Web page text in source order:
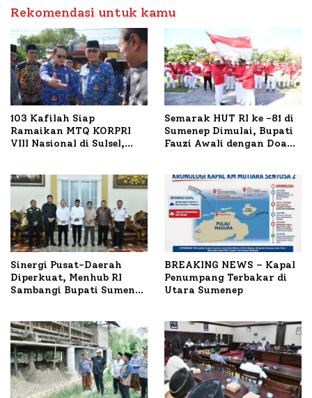
Timur
Rekomendasi untuk kamu
103 Kafilah Siap
Ramaikan MTQ KORPRI
VIII Nasional di Sulsel,
Semarak HUT RI ke -81 di
Sumenep Dimulai, Bupati
Fauzi Awali dengan Doa
Sinergi Pusat-Daerah
Diperkuat, Menhub RI
Sambangi Bupati Sumenep
BREAKING NEWS – Kapal
Penumpang Terbakar di
Utara Sumenep